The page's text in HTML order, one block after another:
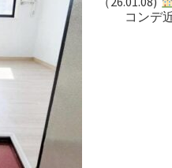
コンデ